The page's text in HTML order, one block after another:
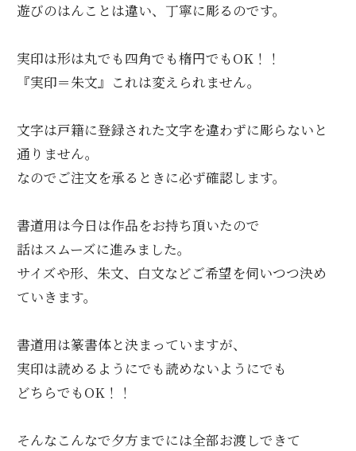
遊びのはんことは違い、丁寧に彫るのです。
実印は形は丸でも四角でも楕円でもOK！！
『実印＝朱文』これは変えられません。
文字は戸籍に登録された文字を違わずに彫らないと
通りません。
なのでご注文を承るときに必ず確認します。
書道用は今日は作品をお持ち頂いたので
話はスムーズに進みました。
サイズや形、朱文、白文などご希望を伺いつつ決め
ていきます。
書道用は篆書体と決まっていますが、
実印は読めるようにでも読めないようにでも
どちらでもOK！！
そんなこんなで夕方までには全部お渡しできて